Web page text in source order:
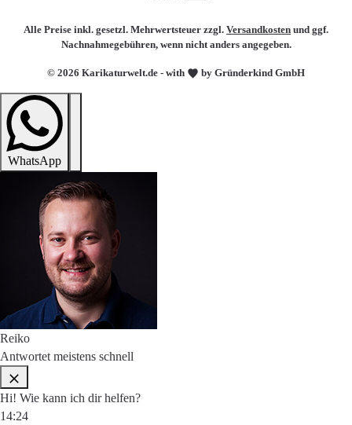
© 2026 Karikaturwelt.de - with by Gründerkind GmbH
Alle Preise inkl. gesetzl. Mehrwertsteuer zzgl. Versandkosten und ggf.
Nachnahmegebühren, wenn nicht anders angegeben.
WhatsApp
Reiko
Antwortet meistens schnell
Hi! Wie kann ich dir helfen?
14:24